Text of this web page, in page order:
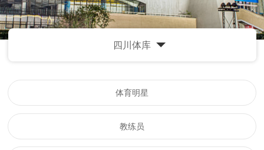
四川体库
体育明星
教练员